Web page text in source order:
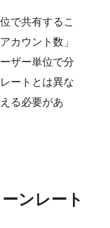
で共有するこ
カウント数」
ザー単位で分
ートとは異な
る必要があ
ンレート